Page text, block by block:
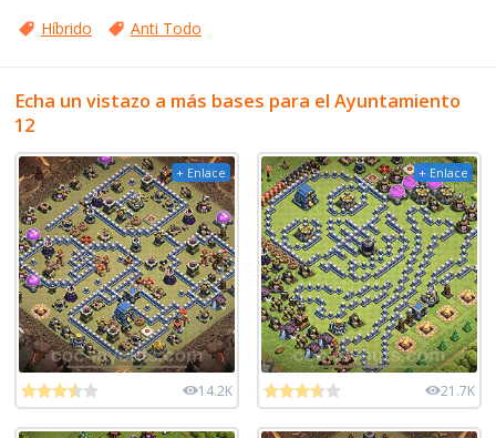
Híbrido Anti Todo
Echa un vistazo a más bases para el Ayuntamiento
12
+ Enlace
14.2K
+ Enlace
21.7K